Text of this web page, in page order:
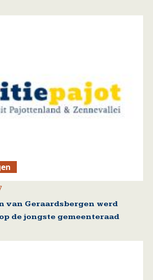
van Geraardsbergen werd
de jongste gemeenteraad